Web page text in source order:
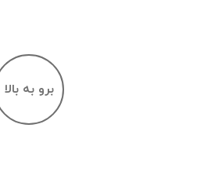
برو به بالا